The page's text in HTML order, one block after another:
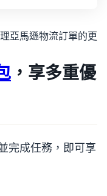
亞馬遜物流訂單的更
，享多重優
完成任務，即可享